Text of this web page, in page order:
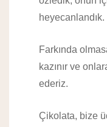
heyecanlandık.
Farkında
kazınır ve
ederiz.
Çikolata, bize